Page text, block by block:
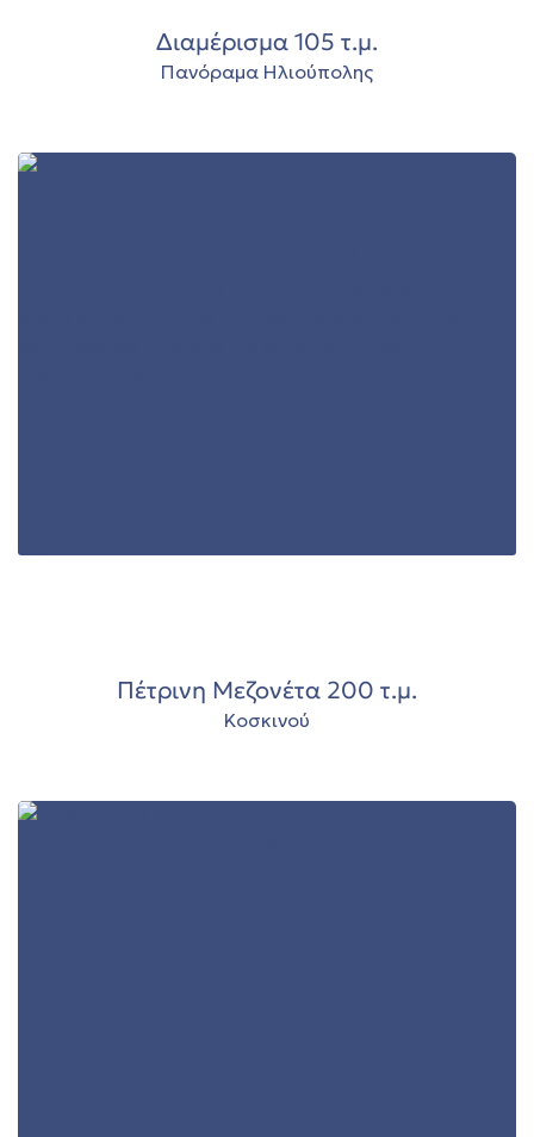
Διαμέρισμα 105 τ.μ.
Πανόραμα Ηλιούπολης
Πέτρινη Μεζονέτα 200 τ.μ.
Κοσκινού